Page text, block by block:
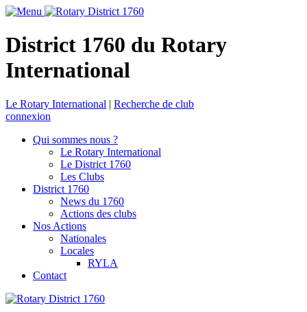
District 1760 du Rotary
International
Le Rotary International | Recherche de club
connexion
Qui sommes nous ?
Le Rotary International
Le District 1760
Les Clubs
District 1760
News du 1760
Actions des clubs
Nos Actions
Nationales
Locales
RYLA
Contact